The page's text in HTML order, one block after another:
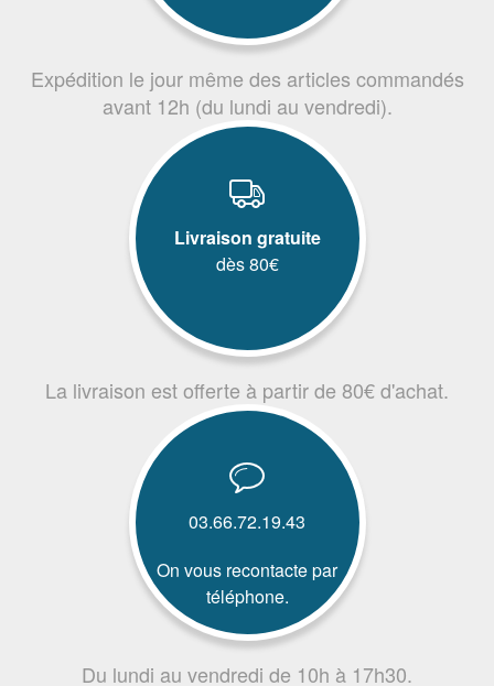
Expédition le jour même des articles commandés
avant 12h (du lundi au vendredi).
Livraison gratuite
dès 80€
La livraison est offerte à partir de 80€ d'achat.
03.66.72.19.43
On vous recontacte par
téléphone.
Du lundi au vendredi de 10h à 17h30.